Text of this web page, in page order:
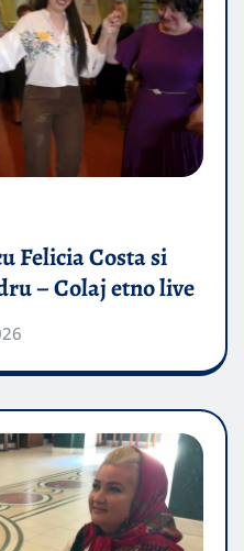
Felicia Costa si
– Colaj etno live